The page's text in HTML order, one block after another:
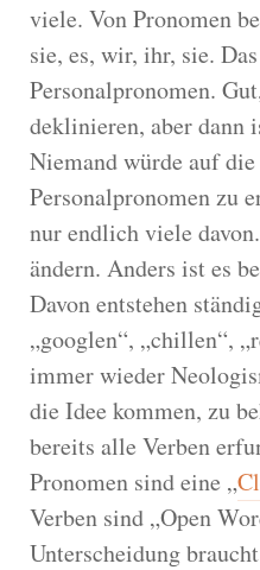
viele. Von Pronomen
sie, es, wir, ihr, sie.
Personalpronomen.
deklinieren, aber dann
Niemand würde auf
Personalpronomen zu
nur endlich viele
ändern. Anders ist es
Davon entstehen
„googlen“, „chillen“,
immer wieder
die Idee kommen, zu
bereits alle Verben
Pronomen sind eine „
Verben sind „Open
Unterscheidung